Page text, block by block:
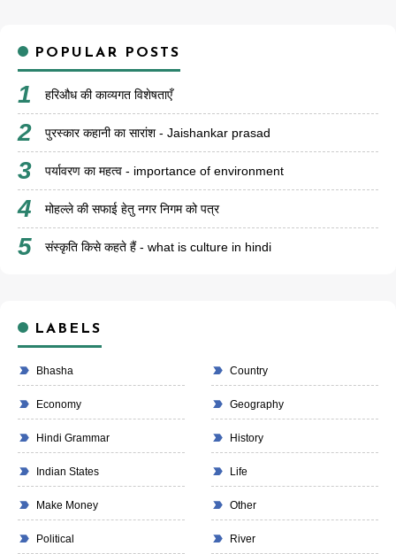
POPULAR POSTS
हरिऔध की काव्यगत विशेषताएँ
पुरस्कार कहानी का सारांश - Jaishankar prasad
पर्यावरण का महत्व - importance of environment
मोहल्ले की सफाई हेतु नगर निगम को पत्र
संस्कृति किसे कहते हैं - what is culture in hindi
LABELS
Bhasha Country
Economy Geography
Hindi Grammar History
Indian States Life
Make Money Other
Political River